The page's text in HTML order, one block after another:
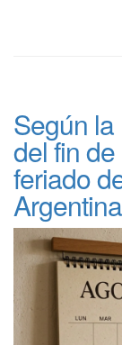
Según la
del fin
feriado
Argentina